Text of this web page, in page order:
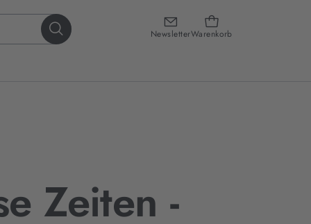
NewsletterWarenkorb
Zeiten -